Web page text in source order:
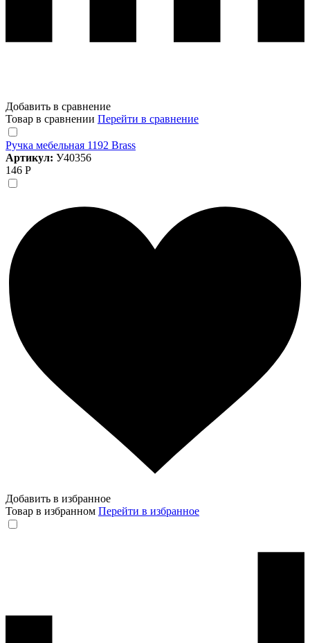
Добавить в сравнение
Товар в сравнении Перейти в сравнение
Ручка мебельная 1192 Brass
Артикул: У40356
146 Р
Добавить в избранное
Товар в избранном Перейти в избранное